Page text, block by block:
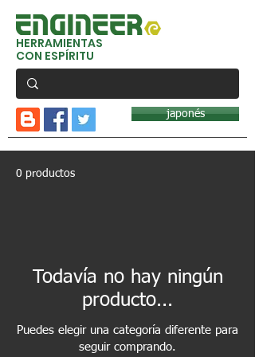
HERRAMIENTAS
CON ESPÍRITU
japonés
0 productos
Todavía no hay ningún
producto...
Puedes elegir una categoría diferente para
seguir comprando.